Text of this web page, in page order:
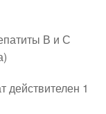
В и С
действителен 1